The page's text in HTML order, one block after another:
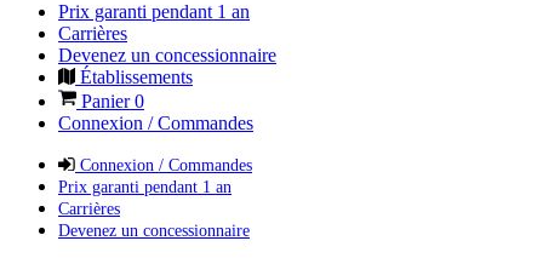
Prix garanti pendant 1 an
Carrières
Devenez un concessionnaire
Établissements
Panier0
Connexion / Commandes
Connexion / Commandes
Prix garanti pendant 1 an
Carrières
Devenez un concessionnaire